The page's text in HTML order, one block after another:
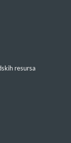
resursa